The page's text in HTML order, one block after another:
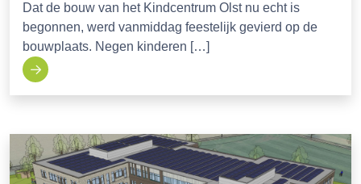
Dat de bouw van het Kindcentrum Olst nu echt is
begonnen, werd vanmiddag feestelijk gevierd op de
bouwplaats. Negen kinderen […]